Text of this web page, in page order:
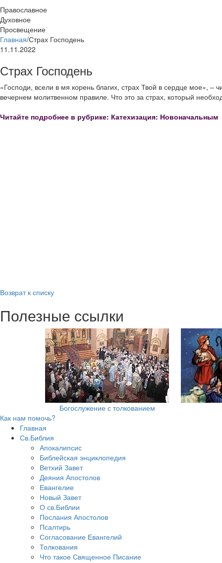
Православное
Духовное
Просвещение
Главная/Страх Господень
11.11.2022
Страх Господень
«Господи, всели в мя корень благих, страх Твой в сердце мое», –
вечернем молитвенном правиле. Что это за страх, который
Читайте подробнее в рубрике: Катехизация: Новоначальным
Возврат к списку
Полезные ссылки
Богослужение с толкованием
Как нам помочь?
Главная
Св.Библия
Апокалипсис
Библейская энциклопедия
Ветхий Завет
Деяния Апостолов
Евангелие
Новый Завет
О св.Библии
Послания Апостолов
Псалтирь
Согласование Евангелий
Толкования
Что такое Священное Писание